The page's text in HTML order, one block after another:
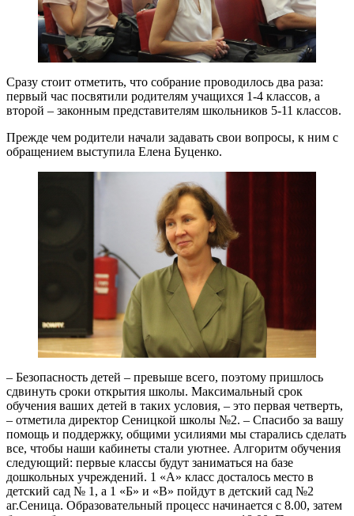
Сразу стоит отметить, что собрание проводилось два раза:
первый час посвятили родителям учащихся 1-4 классов, а
второй – законным представителям школьников 5-11 классов.
Прежде чем родители начали задавать свои вопросы, к ним с
обращением выступила Елена Буценко.
– Безопасность детей – превыше всего, поэтому пришлось
сдвинуть сроки открытия школы. Максимальный срок
обучения ваших детей в таких условия, – это первая четверть,
– отметила директор Сеницкой школы №2. – Спасибо за вашу
помощь и поддержку, общими усилиями мы старались сделать
все, чтобы наши кабинеты стали уютнее. Алгоритм обучения
следующий: первые классы будут заниматься на базе
дошкольных учреждений. 1 «А» класс досталось место в
детский сад № 1, а 1 «Б» и «В» пойдут в детский сад №2
аг.Сеница. Образовательный процесс начинается с 8.00, затем